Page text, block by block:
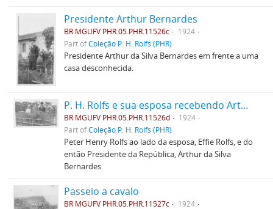
Presidente Arthur Bernardes
BR MGUFV PHR.05.PHR.11526c
1924
Part ofColeção P. H. Rolfs (PHR)
Presidente Arthur da Silva Bernardes em frente a uma
casa desconhecida.
P. H. Rolfs e sua esposa recebendo Arthur Bernardes
BR MGUFV PHR.05.PHR.11526d
1924
Part ofColeção P. H. Rolfs (PHR)
Peter Henry Rolfs ao lado da esposa, Effie Rolfs, e do
então Presidente da República, Arthur da Silva
Bernardes.
Passeio a cavalo
BR MGUFV PHR.05.PHR.11527c
1924